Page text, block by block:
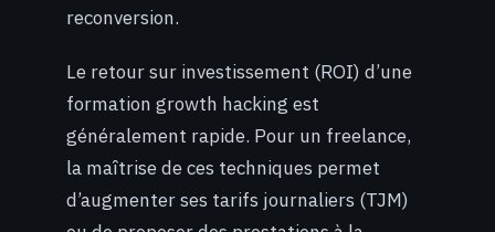
reconversion.
Le retour sur investissement (ROI) d’une
formation growth hacking est
généralement rapide. Pour un freelance,
la maîtrise de ces techniques permet
d’augmenter ses tarifs journaliers (TJM)